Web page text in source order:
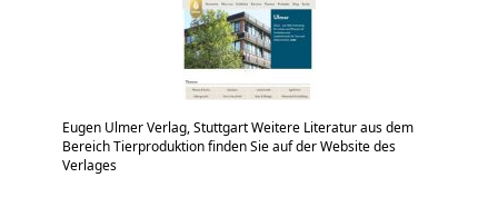
Eugen Ulmer Verlag, Stuttgart Weitere Literatur aus dem
Bereich Tierproduktion finden Sie auf der Website des
Verlages